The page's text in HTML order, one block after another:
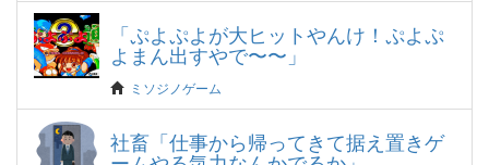
「ぷよぷよが大ヒットやんけ！ぷよぷ
よまん出すやで〜〜」
ミソジノゲーム
社畜「仕事から帰ってきて据え置きゲ